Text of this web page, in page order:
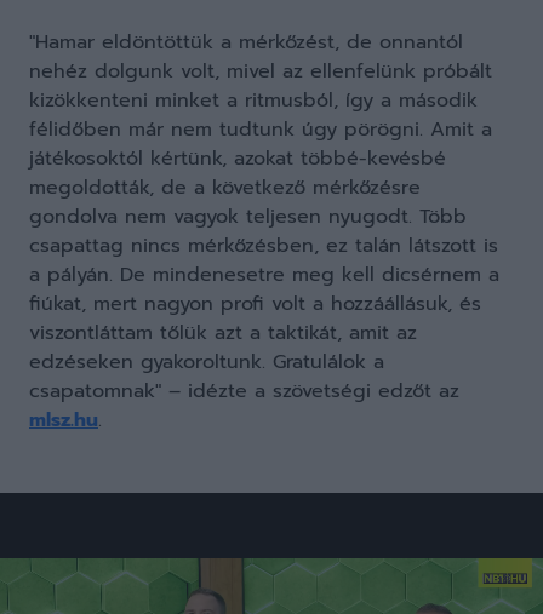
"Hamar eldöntöttük a mérkőzést, de onnantól
nehéz dolgunk volt, mivel az ellenfelünk próbált
kizökkenteni minket a ritmusból, így a második
félidőben már nem tudtunk úgy pörögni. Amit a
játékosoktól kértünk, azokat többé-kevésbé
megoldották, de a következő mérkőzésre
gondolva nem vagyok teljesen nyugodt. Több
csapattag nincs mérkőzésben, ez talán látszott is
a pályán. De mindenesetre meg kell dicsérnem a
fiúkat, mert nagyon profi volt a hozzáállásuk, és
viszontláttam tőlük azt a taktikát, amit az
edzéseken gyakoroltunk. Gratulálok a
csapatomnak" – idézte a szövetségi edzőt az
mlsz.hu.